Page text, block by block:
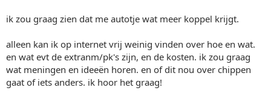
r
ik zou graag zien dat me autotje wat meer koppel krijgt.
alleen kan ik op internet vrij weinig vinden over hoe en wat.
en wat evt de extranm/pk's zijn, en de kosten. ik zou graag
wat meningen en ideeën horen. en of dit nou over chippen
gaat of iets anders. ik hoor het graag!